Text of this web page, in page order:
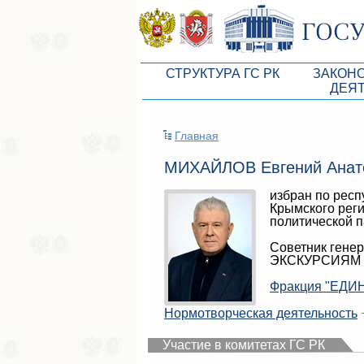
СТРУКТУРА ГС РК
Президиум ГС РК
Депутатский корпус
Комитеты ГС РК
Депутатские фракции ГС РК
Аппарат ГС РК
Советники Председателя ГС РК
Управление делами ГС РК
Поиск депутата по округу
Законы
Схема
Главная
МИХАЙЛОВ Евгений
избран по
Крымского
Советник
ЭКСКУРСИЯМ
Фракция
Нормотворческая деятельность
Участие в комитетах ГС РК